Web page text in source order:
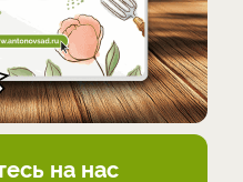
на нас